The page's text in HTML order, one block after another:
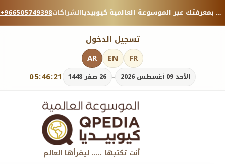
+966505749398الشراكات منصة معرفية موثوقة — شارك بمعرفتك عبر الموسوعة العالمية كيوبيديا.
تسجيل الدخول
05:46:23 الأحد 09 أغسطس 2026 - 26 صفر 1448
AR EN FR
أنت تكتبها ..... ليقرأها العالم